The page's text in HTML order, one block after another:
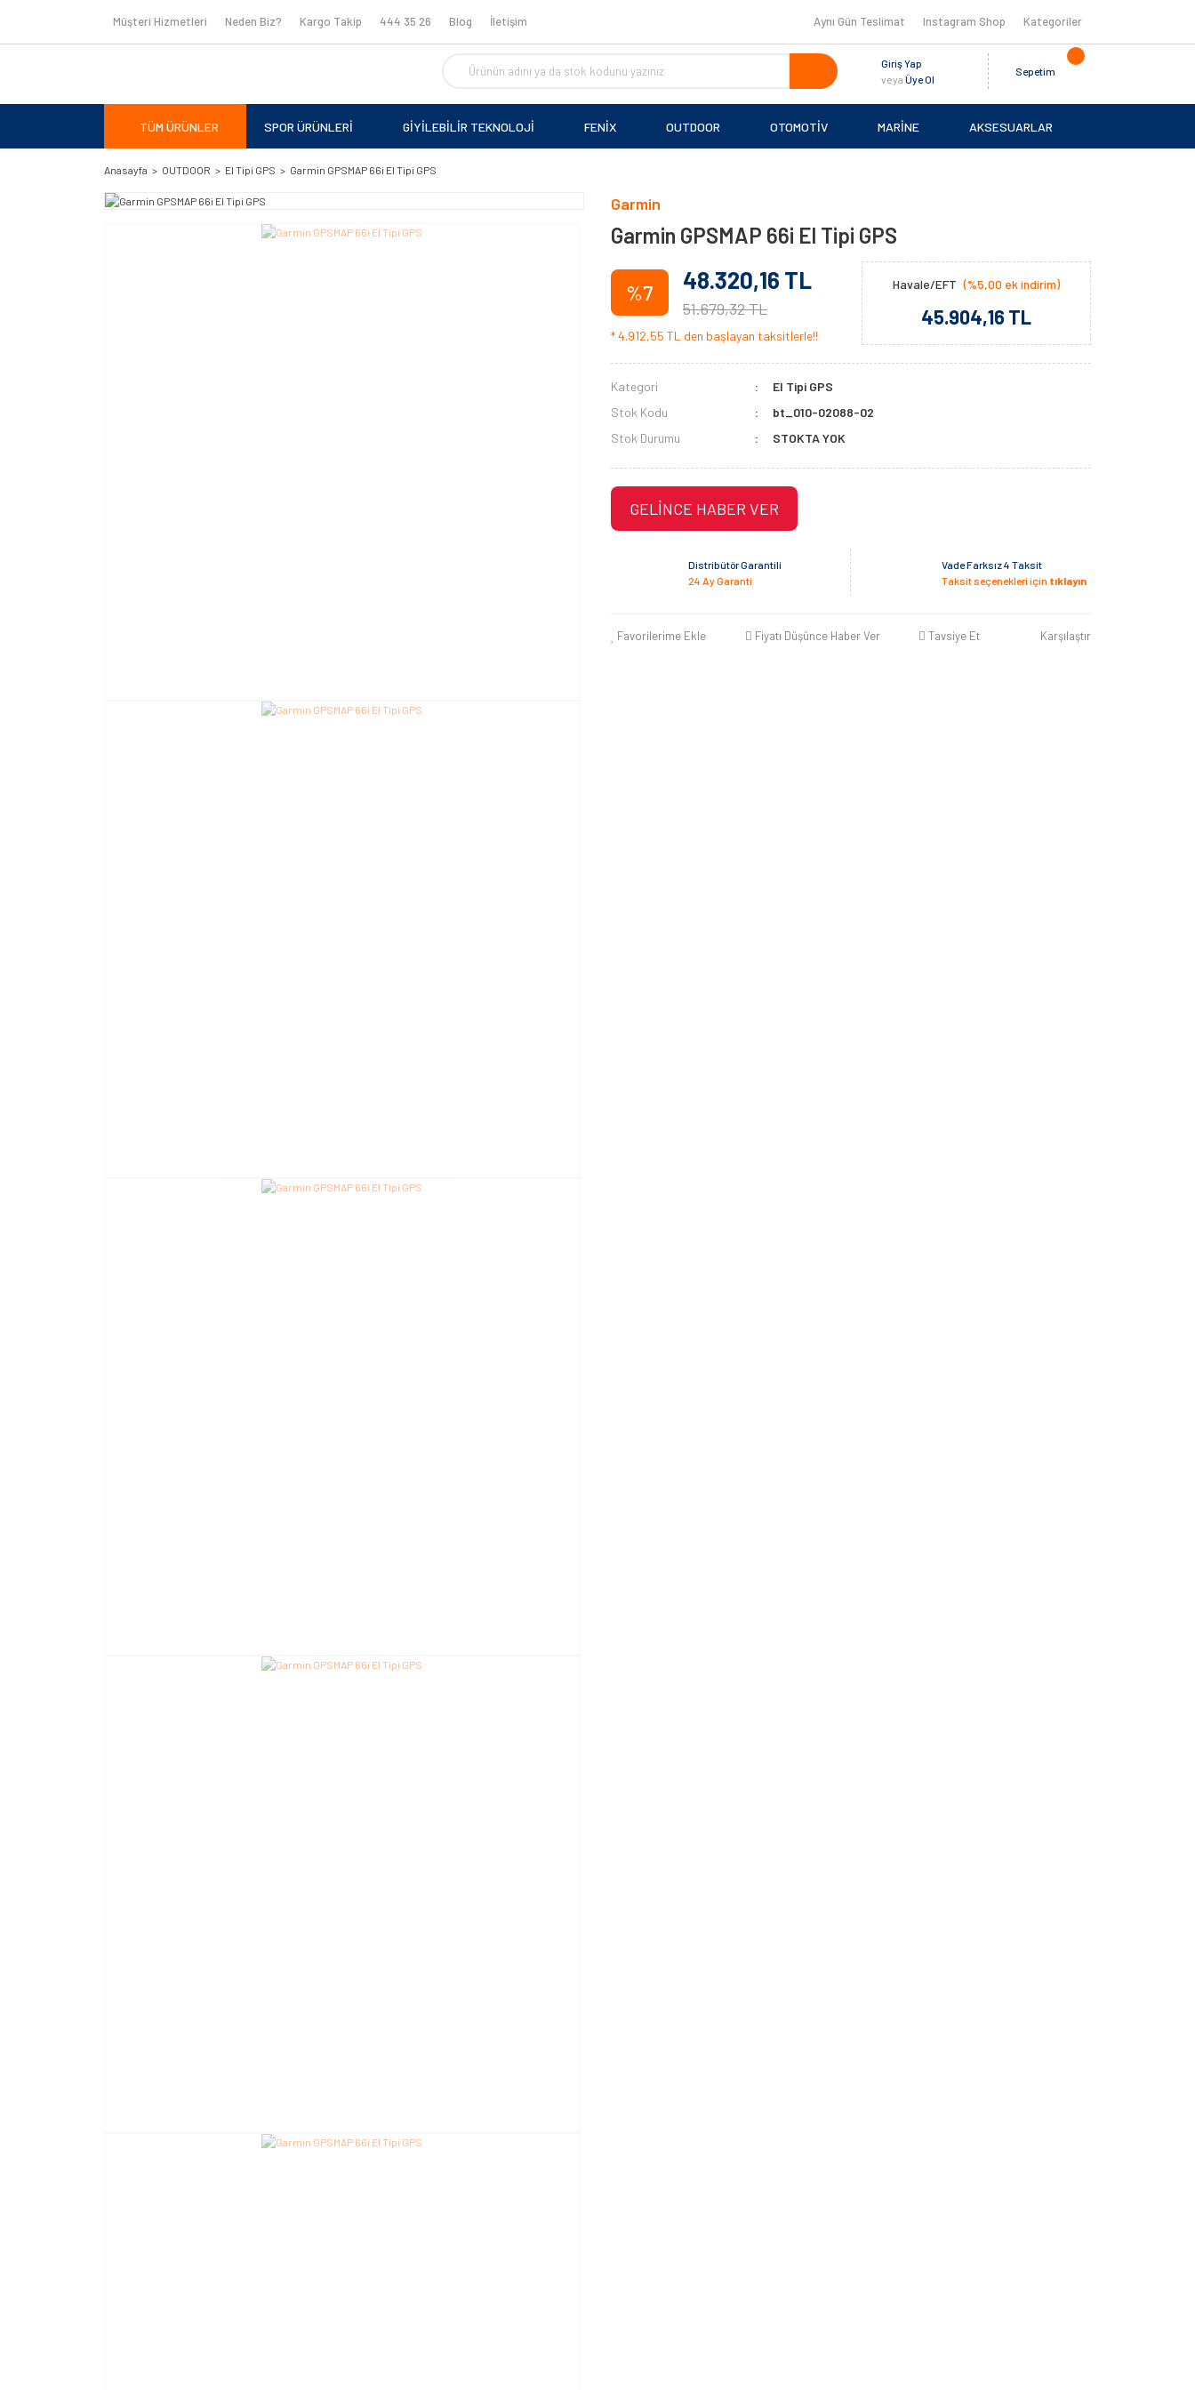
Müşteri Hizmetleri Neden Biz? Kargo Takip 444 35 26 Blog İletişim Aynı Gün Teslimat Instagram Shop Kategoriler
Giriş Yap
veya Üye Ol
Sepetim
TÜM ÜRÜNLER SPOR ÜRÜNLERİ GİYİLEBİLİR TEKNOLOJİ FENİX OUTDOOR OTOMOTİV MARİNE AKSESUARLAR
Anasayfa OUTDOOR El Tipi GPS Garmin GPSMAP 66i El Tipi GPS
Garmin
Garmin GPSMAP 66i El Tipi GPS
%7 48.320,16 TL
51.679,32 TL
* 4.912,55 TL den başlayan taksitlerle!!
Havale/EFT (%5,00 ek indirim)
45.904,16 TL
Kategori
El Tipi GPS
Stok Kodu
bt_010-02088-02
Stok Durumu
STOKTA YOK
GELİNCE HABER VER
Distribütör Garantili
24 Ay Garanti
Vade Farksız 4 Taksit
Taksit seçenekleri için tıklayın
Favorilerime Ekle Fiyatı Düşünce Haber Ver Tavsiye Et Karşılaştır